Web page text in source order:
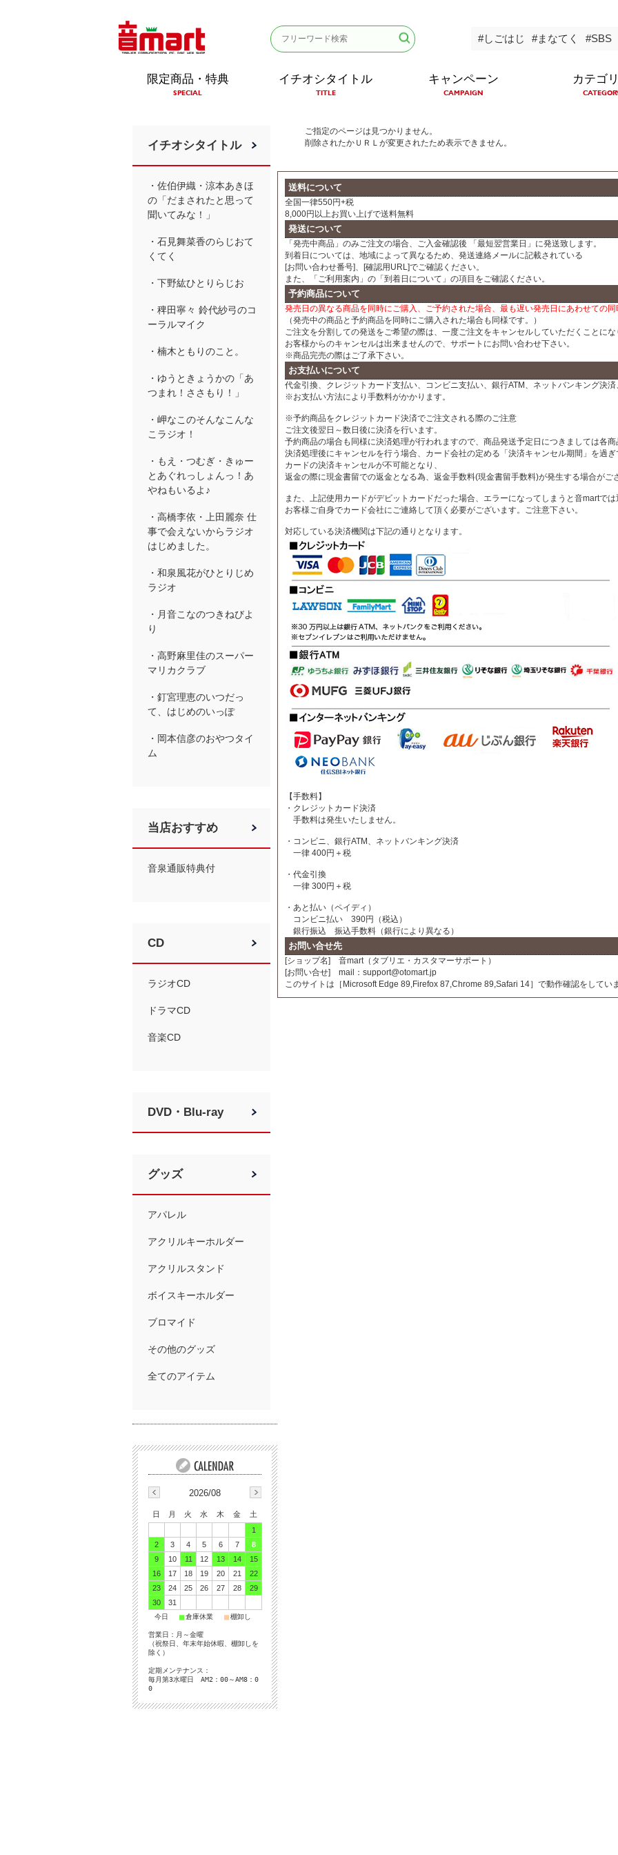
#しごはじ #まなてく #SBS
限定商品・特典
SPECIAL
イチオシタイトル
TITLE
キャンペーン
CAMPAIGN
カテゴ
ご指定のページは見つかりません。
削除されたかＵＲＬが変更されたため表示できません。
送料について
全国一律550円+税
8,000円以上お買い上げで送料無料
発送について
「発売中商品」のみご注文の場合、ご入金確認後 「最短翌営業日」に発送致します。
到着日については、地域によって異なるため、発送連絡メールに記載されている
[お問い合わせ番号]、[確認用URL]でご確認ください。
また、「ご利用案内」の「到着日について」の項目をご確認ください。
予約商品について
発売日の異なる商品を同時にご購入、ご予約された場合、最も遅い発売日にあわせての
（発売中の商品と予約商品を同時にご購入された場合も同様です。）
ご注文を分割しての発送をご希望の際は、一度ご注文をキャンセルしていただくことに
お客様からのキャンセルは出来ませんので、サポートにお問い合わせ下さい。
※商品完売の際はご了承下さい。
お支払いについて
代金引換、クレジットカード支払い、コンビニ支払い、銀行ATM、ネットバンキング決
※お支払い方法により手数料がかかります。
※予約商品をクレジットカード決済でご注文される際のご注意
ご注文後翌日～数日後に決済を行います。
予約商品の場合も同様に決済処理が行われますので、商品発送予定日につきましては各
決済処理後にキャンセルを行う場合、カード会社の定める「決済キャンセル期間」を過
カードの決済キャンセルが不可能となり、
返金の際に現金書留での返金となる為、返金手数料(現金書留手数料)が発生する場合がご
また、上記使用カードがデビットカードだった場合、エラーになってしまうと音martで
お客様ご自身でカード会社にご連絡して頂く必要がございます。ご注意下さい。
対応している決済機関は下記の通りとなります。
【手数料】
・クレジットカード決済
手数料は発生いたしません。
・コンビニ、銀行ATM、ネットバンキング決済
一律 400円＋税
・代金引換
一律 300円＋税
・あと払い（ペイディ）
コンビニ払い 390円（税込）
銀行振込 振込手数料（銀行により異なる）
お問い合せ先
[ショップ名] 音mart（タブリエ・カスタマーサポート）
[お問い合せ] mail：support@otomart.jp
このサイトは［Microsoft Edge 89,Firefox 87,Chrome 89,Safari 14］で動作確認をしてい
イチオシタイトル
・佐伯伊織・涼本あきほ
の「だまされたと思って
聞いてみな！」
・石見舞菜香のらじおて
くてく
・下野紘ひとりらじお
・稗田寧々 鈴代紗弓のコ
ーラルマイク
・楠木ともりのこと。
・ゆうときょうかの「あ
つまれ！ささもり！」
・岬なこのそんなこんな
こラジオ！
・もえ・つむぎ・きゅー
とあぐれっしょんっ！あ
やねもいるよ♪
・高橋李依・上田麗奈 仕
事で会えないからラジオ
はじめました。
・和泉風花がひとりじめ
ラジオ
・月音こなのつきねびよ
り
・高野麻里佳のスーパー
マリカクラブ
・釘宮理恵のいつだっ
て、はじめのいっぽ
・岡本信彦のおやつタイ
ム
当店おすすめ
音泉通販特典付
CD
ラジオCD
ドラマCD
音楽CD
DVD・Blu-ray
グッズ
アパレル
アクリルキーホルダー
アクリルスタンド
ボイスキーホルダー
ブロマイド
その他のグッズ
全てのアイテム
2026/08
日 月 火 水 木 金
土
1
2
3 4 5 6 7
8
9
10 11 12 13 14
15
16
17 18 19 20 21
22
23
24 25 26 27 28
29
30
31
今日 ■倉庫休業 ■棚卸し
営業日：月～金曜
（祝祭日、年末年始休暇、棚卸しを
除く）
定期メンテナンス：
毎月第3水曜日 AM2：00～AM8：0
0